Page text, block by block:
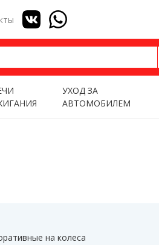
УХОД ЗА
АВТОМОБИЛЕМ
на колеса